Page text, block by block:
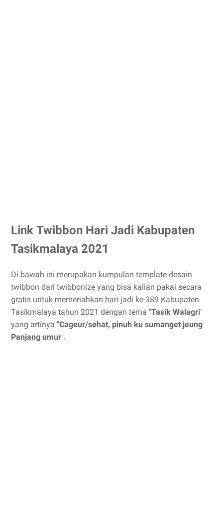
Link Twibbon Hari Jadi Kabupaten
Tasikmalaya 2021
Di bawah ini merupakan kumpulan template desain
twibbon dari twibbonize yang bisa kalian pakai secara
gratis untuk memeriahkan hari jadi ke-389 Kabupaten
Tasikmalaya tahun 2021 dengan tema "Tasik Walagri"
yang artinya "Cageur/sehat, pinuh ku sumanget jeung
Panjang umur".